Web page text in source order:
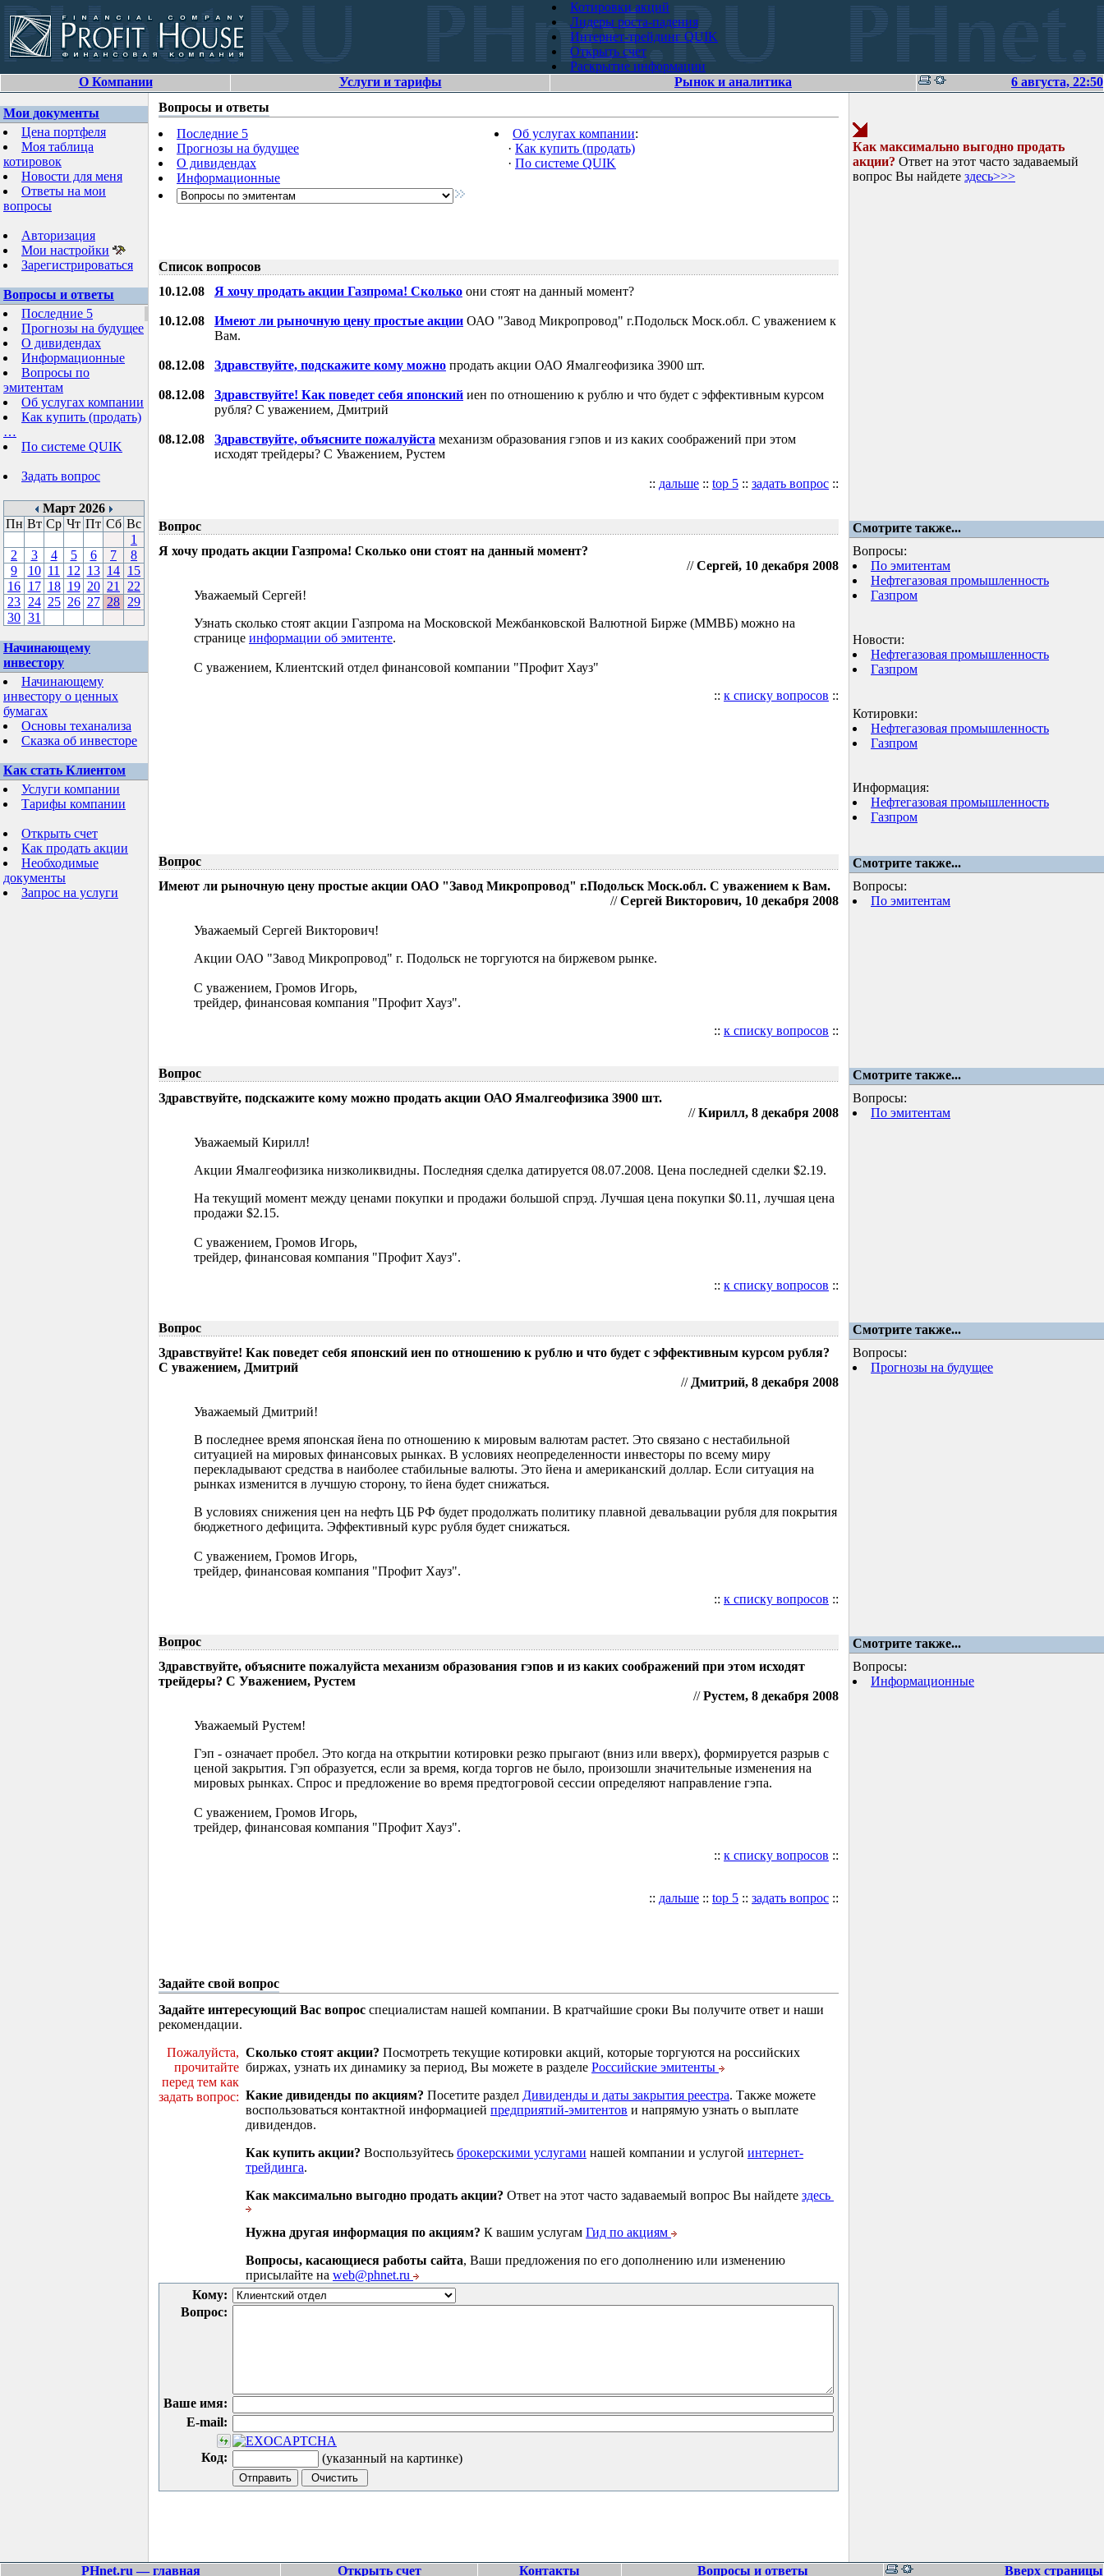
Котировки акций
Лидеры роста-падения
Интернет-трейдинг QUIK
Открыть счет
Раскрытие информации
О Компании
Услуги и тарифы Рынок и аналитика 6 августа, 22:50
Мои документы
Цена портфеля
Моя таблица
котировок
Новости для меня
Ответы на мои
вопросы
Авторизация
Мои настройки
Зарегистрироваться
Вопросы и ответы
Последние 5
Прогнозы на будущее
О дивидендах
Информационные
Вопросы по
эмитентам
Об услугах компании
Как купить (продать)
…
По системе QUIK
Задать вопрос
Март 2026
Пн Вт Ср Чт Пт Сб Вс
1
2
3 4 5 6 7
8
9
10 11 12 13 14 15
16 17 18 19 20 21
22
23 24 25 26 27 28 29
30 31
Начинающему
инвестору
Начинающему
инвестору о ценных
бумагах
Основы теханализа
Сказка об инвесторе
Как стать Клиентом
Услуги компании
Тарифы компании
Открыть счет
Как продать акции
Необходимые
документы
Запрос на услуги
Вопросы и ответы
Последние 5
Прогнозы на будущее
О дивидендах
Информационные
Об услугах компании:
· Как купить (продать)
· По системе QUIK
Список вопросов
10.12.08 Я хочу продать акции Газпрома! Сколько они стоят на данный момент?
10.12.08 Имеют ли рыночную цену простые акции ОАО "Завод Микропровод" г.Подольск Моск.обл. С уважением к
Вам.
08.12.08 Здравствуйте, подскажите кому можно продать акции ОАО Ямалгеофизика 3900 шт.
08.12.08 Здравствуйте! Как поведет себя японский иен по отношению к рублю и что будет с эффективным курсом
рубля? С уважением, Дмитрий
08.12.08 Здравствуйте, объясните пожалуйста механизм образования гэпов и из каких соображений при этом
исходят трейдеры? С Уважением, Рустем
:: дальше :: top 5 :: задать вопрос ::
Как максимально выгодно продать
акции? Ответ на этот часто задаваемый
вопрос Вы найдете здесь>>>
Вопрос
Смотрите также...
Я хочу продать акции Газпрома! Сколько они стоят на данный момент?
//Сергей, 10 декабря 2008
Уважаемый Сергей!
Узнать сколько стоят акции Газпрома на Московской Межбанковской Валютной Бирже (ММВБ) можно на
странице информации об эмитенте.
С уважением, Клиентский отдел финансовой компании "Профит Хауз"
:: к списку вопросов ::
Вопросы:
По эмитентам
Нефтегазовая промышленность
Газпром
Новости:
Нефтегазовая промышленность
Газпром
Котировки:
Нефтегазовая промышленность
Газпром
Информация:
Нефтегазовая промышленность
Газпром
Вопрос
Смотрите также...
Имеют ли рыночную цену простые акции ОАО "Завод Микропровод" г.Подольск Моск.обл. С уважением к Вам.
//Сергей Викторович, 10 декабря 2008
Уважаемый Сергей Викторович!
Акции ОАО "Завод Микропровод" г. Подольск не торгуются на биржевом рынке.
С уважением, Громов Игорь,
трейдер, финансовая компания "Профит Хауз".
:: к списку вопросов ::
Вопросы:
По эмитентам
Вопрос
Смотрите также...
Здравствуйте, подскажите кому можно продать акции ОАО Ямалгеофизика 3900 шт.
//Кирилл, 8 декабря 2008
Уважаемый Кирилл!
Акции Ямалгеофизика низколиквидны. Последняя сделка датируется 08.07.2008. Цена последней сделки $2.19.
На текущий момент между ценами покупки и продажи большой спрэд. Лучшая цена покупки $0.11, лучшая цена
продажи $2.15.
С уважением, Громов Игорь,
трейдер, финансовая компания "Профит Хауз".
:: к списку вопросов ::
Вопросы:
По эмитентам
Вопрос
Смотрите также...
Здравствуйте! Как поведет себя японский иен по отношению к рублю и что будет с эффективным курсом рубля?
С уважением, Дмитрий
// Дмитрий, 8 декабря 2008
Уважаемый Дмитрий!
В последнее время японская йена по отношению к мировым валютам растет. Это связано с нестабильной
ситуацией на мировых финансовых рынках. В условиях неопределенности инвесторы по всему миру
перекладывают средства в наиболее стабильные валюты. Это йена и американский доллар. Если ситуация на
рынках изменится в лучшую сторону, то йена будет снижаться.
В условиях снижения цен на нефть ЦБ РФ будет продолжать политику плавной девальвации рубля для покрытия
бюджетного дефицита. Эффективный курс рубля будет снижаться.
С уважением, Громов Игорь,
трейдер, финансовая компания "Профит Хауз".
:: к списку вопросов ::
Вопросы:
Прогнозы на будущее
Вопрос
Смотрите также...
Здравствуйте, объясните пожалуйста механизм образования гэпов и из каких соображений при этом исходят
трейдеры? С Уважением, Рустем
//Рустем, 8 декабря 2008
Уважаемый Рустем!
Гэп - означает пробел. Это когда на открытии котировки резко прыгают (вниз или вверх), формируется разрыв с
ценой закрытия. Гэп образуется, если за время, когда торгов не было, произошли значительные изменения на
мировых рынках. Спрос и предложение во время предтогровой сессии определяют направление гэпа.
С уважением, Громов Игорь,
трейдер, финансовая компания "Профит Хауз".
:: к списку вопросов ::
Вопросы:
Информационные
:: дальше :: top 5 :: задать вопрос ::
Задайте свой вопрос
Задайте интересующий Вас вопрос специалистам нашей компании. В кратчайшие сроки Вы получите ответ и наши
рекомендации.
Пожалуйста,
прочитайте
перед тем как
задать вопрос:
Сколько стоят акции? Посмотреть текущие котировки акций, которые торгуются на российских
биржах, узнать их динамику за период, Вы можете в разделе Российские эмитенты
Какие дивиденды по акциям? Посетите раздел Дивиденды и даты закрытия реестра. Также можете
воспользоваться контактной информацией предприятий-эмитентов и напрямую узнать о выплате
дивидендов.
Как купить акции? Воспользуйтесь брокерскими услугами нашей компании и услугой интернет-
трейдинга.
Как максимально выгодно продать акции? Ответ на этот часто задаваемый вопрос Вы найдете здесь
Нужна другая информация по акциям? К вашим услугам Гид по акциям
Вопросы, касающиеся работы сайта, Ваши предложения по его дополнению или изменению
присылайте на web@phnet.ru
Кому:
Вопрос:
Ваше имя:
E-mail:
Код: (указанный на картинке)
PHnet.ru — главная Открыть счет Контакты Вопросы и ответы Вверх страницы